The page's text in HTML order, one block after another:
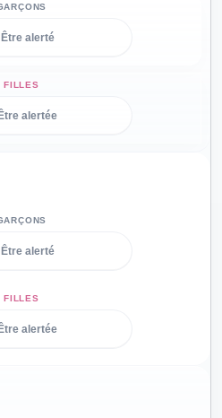
Être alerté
Être alertée
Être alerté
Être alertée